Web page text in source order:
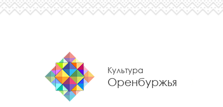
Культура
Оренбуржья